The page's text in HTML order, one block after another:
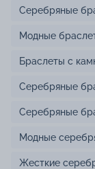
Серебряные
Модные
Браслеты с
Серебряные
Серебряные
Модные
Жесткие